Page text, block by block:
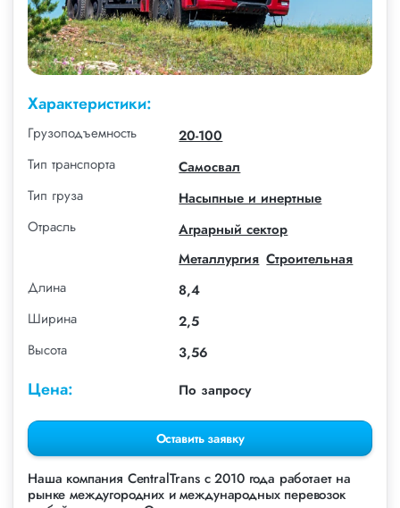
Характеристики:
Грузоподъемность
20-100
Тип транспорта
Самосвал
Тип груза
Насыпные и инертные
Отрасль
Аграрный сектор
Металлургия Строительная
Длина
8,4
Ширина
2,5
Высота
3,56
Цена: По запросу
Оставить заявку
Наша компания СentralTrans с 2010 года работает на
рынке междугородних и международных перевозок